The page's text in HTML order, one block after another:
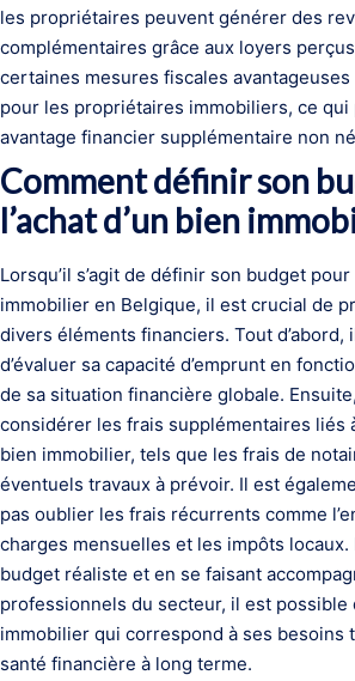
les propriétaires peuvent générer des
complémentaires grâce aux loyers
certaines mesures fiscales
pour les propriétaires immobiliers, ce
avantage financier supplémentaire non
Comment définir son
l’achat d’un bien
Lorsqu’il s’agit de définir son budget pour
immobilier en Belgique, il est crucial de
divers éléments financiers. Tout d’abord,
d’évaluer sa capacité d’emprunt en
de sa situation financière globale.
considérer les frais supplémentaires liés à
bien immobilier, tels que les frais de
éventuels travaux à prévoir. Il est
pas oublier les frais récurrents comme
charges mensuelles et les impôts locaux.
budget réaliste et en se faisant
professionnels du secteur, il est possible
immobilier qui correspond à ses besoins
santé financière à long terme.